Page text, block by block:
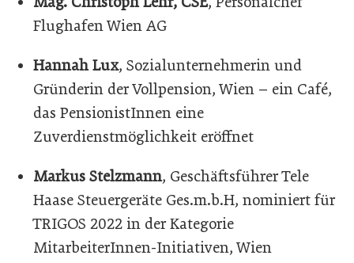
Flughafen Wien AG
Hannah Lux, Sozialunternehmerin und
Gründerin der Vollpension, Wien – ein Café,
das PensionistInnen eine
Zuverdienstmöglichkeit eröffnet
Markus Stelzmann, Geschäftsführer Tele
Haase Steuergeräte Ges.m.b.H, nominiert für
TRIGOS 2022 in der Kategorie
MitarbeiterInnen-Initiativen, Wien